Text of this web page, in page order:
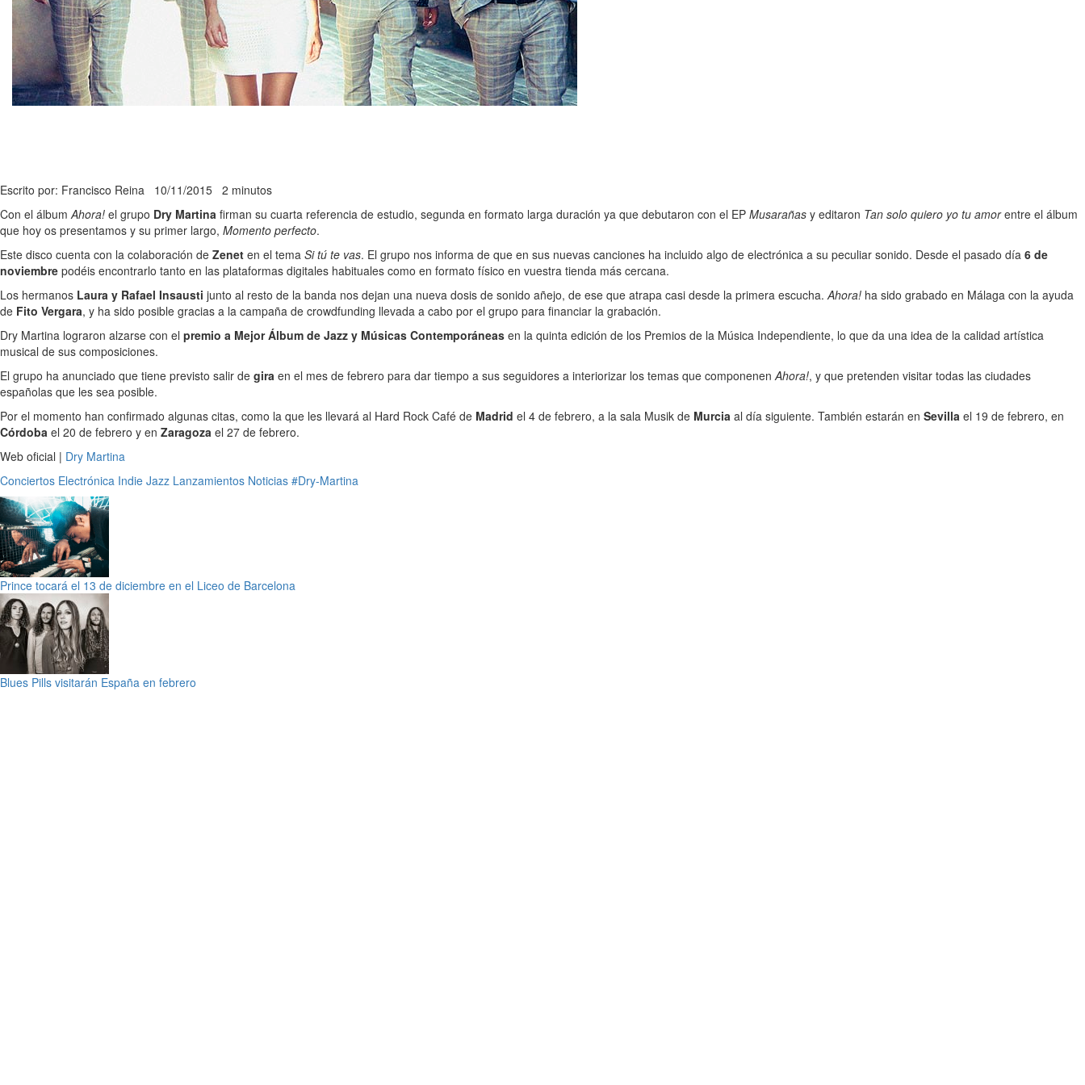
Escrito por: Francisco Reina 10/11/2015 2 minutos
Con el álbumAhora! el grupo Dry Martina firman su cuarta referencia de estudio, segunda en formato larga duración ya que debutaron con el EP Musarañas y editaron Tan solo quiero yo tu amorentre el álbum
que hoy os presentamos y su primer largo, Momento perfecto.
Este disco cuenta con la colaboración de Zenet en el tema Si tú te vas. El grupo nos informa de que en sus nuevas canciones ha incluido algo de electrónica a su peculiar sonido. Desde el pasado día 6 de
noviembre podéis encontrarlo tanto en las plataformas digitales habituales como en formato físico en vuestra tienda más cercana.
Los hermanos Laura y Rafael Insausti junto al resto de la banda nos dejan una nueva dosis de sonido añejo, de ese que atrapa casi desde la primera escucha.Ahora! ha sido grabado en Málaga con la ayuda
de Fito Vergara, y ha sido posible gracias a la campaña de crowdfunding llevada a cabo por el grupo para financiar la grabación.
Dry Martina lograron alzarse con el premio a Mejor Álbum de Jazz y Músicas Contemporáneas en la quinta edición de los Premios de la Música Independiente, lo que da una idea de la calidad artística
musical de sus composiciones.
El grupo ha anunciado que tiene previsto salir de gira en el mes de febrero para dar tiempo a sus seguidores a interiorizar los temas que componenenAhora!, y que pretenden visitar todas las ciudades
españolas que les sea posible.
Por el momento han confirmado algunas citas, como la que les llevará al Hard Rock Café de Madrid el 4 de febrero, a la sala Musik de Murcia al día siguiente. También estarán en Sevilla el 19 de febrero, en
Córdoba el 20 de febrero y en Zaragoza el 27 de febrero.
Web oficial | Dry Martina
Conciertos Electrónica Indie Jazz Lanzamientos Noticias #Dry-Martina
Prince tocará el 13 de diciembre en el Liceo de Barcelona
Blues Pills visitarán España en febrero